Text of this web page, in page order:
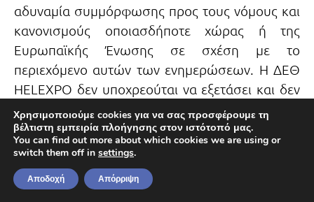
αδυναμία συμμόρφωσης προς τους νόμους και
κανονισμούς οποιασδήποτε χώρας ή της
Ευρωπαϊκής Ένωσης σε σχέση με το
περιεχόμενο αυτών των ενημερώσεων. Η ΔΕΘ
HELEXPO δεν υποχρεούται να εξετάσει και δεν
εξετάζει τη νομιμότητα ή όχι του ενημερωτικού
υλικού που προβάλλεται στις άνω
ιστοσελίδεςκαι ως εκ τούτου δε δύναται να της
καταλογισθεί οποιασδήποτε μορφής ευθύνη. Η
ευθύνη αυτή βαρύνει τους διαφημιζόμενους,
Χρησιμοποιούμε cookies για να σας προσφέρουμε τη
βέλτιστη εμπειρία πλοήγησης στον ιστότοπό μας.
You can find out more about which cookies we are using or
switch them off in settings.
Αποδοχή Απόρριψη